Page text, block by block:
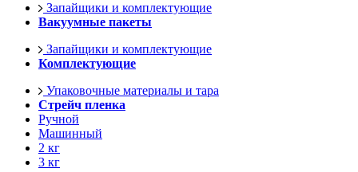
Запайщики и комплектующие
Вакуумные пакеты
Запайщики и комплектующие
Комплектующие
Упаковочные материалы и тара
Стрейч пленка
Ручной
Машинный
2 кг
3 кг